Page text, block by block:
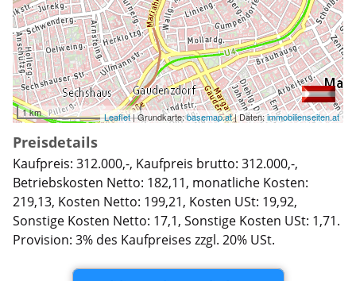
1 km Leaflet| Grundkarte:basemap.at| Daten:immobilienseiten.at
Preisdetails
Kaufpreis: 312.000,-, Kaufpreis brutto: 312.000,-,
Betriebskosten Netto: 182,11, monatliche Kosten:
219,13, Kosten Netto: 199,21, Kosten USt: 19,92,
Sonstige Kosten Netto: 17,1, Sonstige Kosten USt: 1,71.
Provision: 3% des Kaufpreises zzgl. 20% USt.